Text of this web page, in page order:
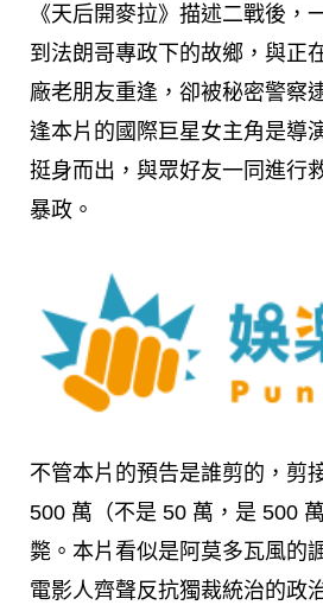
《天后開麥拉》描述二戰後，
到法朗哥專政下的故鄉，與正
廠老朋友重逢，卻被秘密警察
逢本片的國際巨星女主角是導
挺身而出，與眾好友一同進行
暴政。
不管本片的預告是誰剪的，剪
500 萬（不是 50 萬，是 500
斃。本片看似是阿莫多瓦風的
電影人齊聲反抗獨裁統治的政